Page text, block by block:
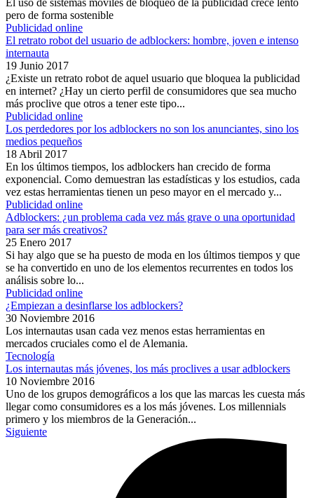
El uso de sistemas móviles de bloqueo de la publicidad crece lento
pero de forma sostenible
Publicidad online
El retrato robot del usuario de adblockers: hombre, joven e intenso
internauta
19 Junio 2017
¿Existe un retrato robot de aquel usuario que bloquea la publicidad
en internet? ¿Hay un cierto perfil de consumidores que sea mucho
más proclive que otros a tener este tipo...
Publicidad online
Los perdedores por los adblockers no son los anunciantes, sino los
medios pequeños
18 Abril 2017
En los últimos tiempos, los adblockers han crecido de forma
exponencial. Como demuestran las estadísticas y los estudios, cada
vez estas herramientas tienen un peso mayor en el mercado y...
Publicidad online
Adblockers: ¿un problema cada vez más grave o una oportunidad
para ser más creativos?
25 Enero 2017
Si hay algo que se ha puesto de moda en los últimos tiempos y que
se ha convertido en uno de los elementos recurrentes en todos los
análisis sobre lo...
Publicidad online
¿Empiezan a desinflarse los adblockers?
30 Noviembre 2016
Los internautas usan cada vez menos estas herramientas en
mercados cruciales como el de Alemania.
Tecnología
Los internautas más jóvenes, los más proclives a usar adblockers
10 Noviembre 2016
Uno de los grupos demográficos a los que las marcas les cuesta más
llegar como consumidores es a los más jóvenes. Los millennials
primero y los miembros de la Generación...
Siguiente